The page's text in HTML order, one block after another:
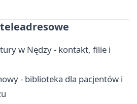
w Nędzy - kontakt, filie i
- biblioteka dla pacjentów i